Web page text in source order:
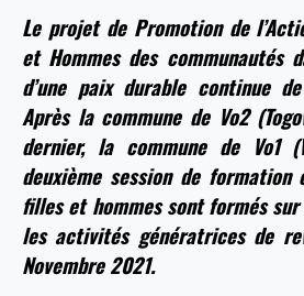
Le projet de Promotion de
et Hommes des communautés
d’une paix durable continue
Après la commune de Vo2
dernier, la commune de Vo1
deuxième session de formation
filles et hommes sont formés
les activités génératrices de
Novembre 2021.